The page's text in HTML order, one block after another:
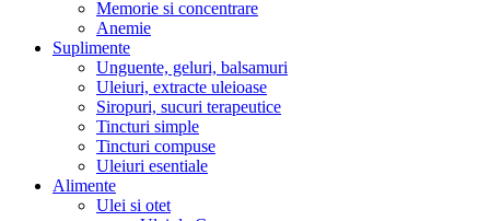
Memorie si concentrare
Anemie
Suplimente
Unguente, geluri, balsamuri
Uleiuri, extracte uleioase
Siropuri, sucuri terapeutice
Tincturi simple
Tincturi compuse
Uleiuri esentiale
Alimente
Ulei si otet